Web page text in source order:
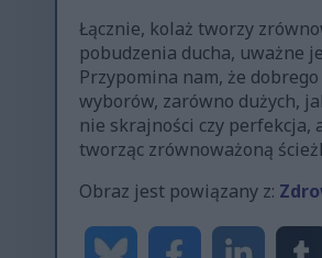
Łącznie, kolaż tworzy
pobudzenia ducha, uważne
Przypomina nam, że
wyborów, zarówno dużych,
nie skrajności czy perfekcja,
tworząc zrównoważoną
Obraz jest powiązany z: